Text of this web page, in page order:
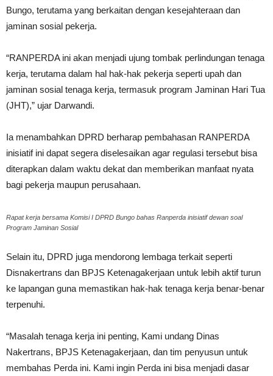
Bungo, terutama yang berkaitan dengan kesejahteraan dan
jaminan sosial pekerja.
“RANPERDA ini akan menjadi ujung tombak perlindungan tenaga
kerja, terutama dalam hal hak-hak pekerja seperti upah dan
jaminan sosial tenaga kerja, termasuk program Jaminan Hari Tua
(JHT),” ujar Darwandi.
Ia menambahkan DPRD berharap pembahasan RANPERDA
inisiatif ini dapat segera diselesaikan agar regulasi tersebut bisa
diterapkan dalam waktu dekat dan memberikan manfaat nyata
bagi pekerja maupun perusahaan.
Rapat kerja bersama Komisi I DPRD Bungo bahas Ranperda inisiatif dewan soal
Program Jaminan Sosial
Selain itu, DPRD juga mendorong lembaga terkait seperti
Disnakertrans dan BPJS Ketenagakerjaan untuk lebih aktif turun
ke lapangan guna memastikan hak-hak tenaga kerja benar-benar
terpenuhi.
“Masalah tenaga kerja ini penting, Kami undang Dinas
Nakertrans, BPJS Ketenagakerjaan, dan tim penyusun untuk
membahas Perda ini. Kami ingin Perda ini bisa menjadi dasar